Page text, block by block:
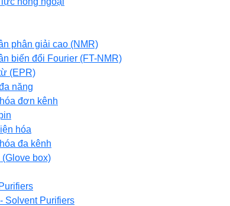
phân giải cao (NMR)
biến đổi Fourier (FT-NMR)
(EPR)
năng
đơn kênh
hóa
đa kênh
box)
Solvent Purifiers